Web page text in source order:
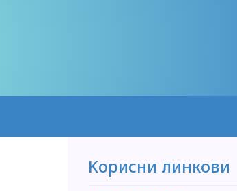
Kорисни линкови